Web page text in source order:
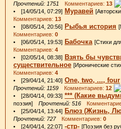
Прочтений: 1751 Комментариев: 13
• [14/05/14, 07:29] Муравей
Комментариев: 13
• [08/05/14, 20:56] Рыбья история
Комментариев: 0
• [06/05/14, 19:53] Бабочка [Стихи
Комментариев: 4
• [02/05/14, 08:38] Взять бы
существительное [Иронические
Комментариев: 4
• [29/04/14, 21:40] One, two, ..., four
Прочтений: 1159 Комментариев: 12
• [28/04/14, 09:33] *** (Какие
поэзия] Прочтений: 516
• [25/04/14, 13:44] Блюз (Жизнь,
Прочтений: 727Комментариев: 0
• [24/04/14, 22:07] -стр- [Поэзия без